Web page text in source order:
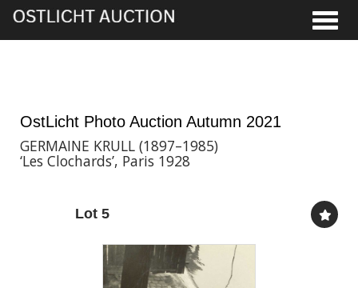
OstLicht Photo Auction Autumn 2021
GERMAINE KRULL (1897–1985)
‘Les Clochards’, Paris 1928
Lot 5